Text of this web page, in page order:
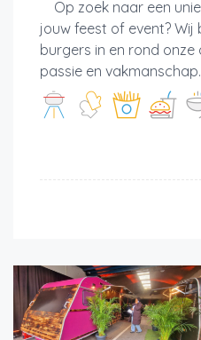
Op zoek naar een
jouw feest of event? Wij
burgers in en rond
passie en